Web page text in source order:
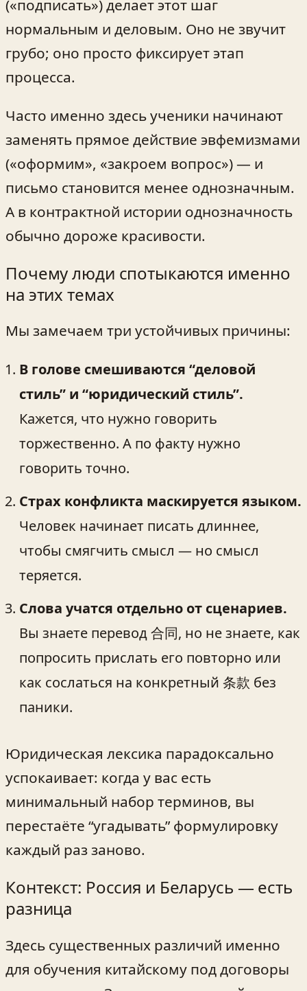
(«подписать») делает этот шаг
нормальным и деловым. Оно не звучит
грубо; оно просто фиксирует этап
процесса.
Часто именно здесь ученики начинают
заменять прямое действие эвфемизмами
(«оформим», «закроем вопрос») — и
письмо становится менее однозначным.
А в контрактной истории однозначность
обычно дороже красивости.
Почему люди спотыкаются именно
на этих темах
Мы замечаем три устойчивых причины:
В голове смешиваются “деловой
стиль” и “юридический стиль”.
Кажется, что нужно говорить
торжественно. А по факту нужно
говорить точно.
Страх конфликта маскируется языком.
Человек начинает писать длиннее,
чтобы смягчить смысл — но смысл
теряется.
Слова учатся отдельно от сценариев.
Вы знаете перевод 合同, но не знаете, как
попросить прислать его повторно или
как сослаться на конкретный 条款 без
паники.
Юридическая лексика парадоксально
успокаивает: когда у вас есть
минимальный набор терминов, вы
перестаёте “угадывать” формулировку
каждый раз заново.
Контекст: Россия и Беларусь — есть
разница
Здесь существенных различий именно
для обучения китайскому под договоры